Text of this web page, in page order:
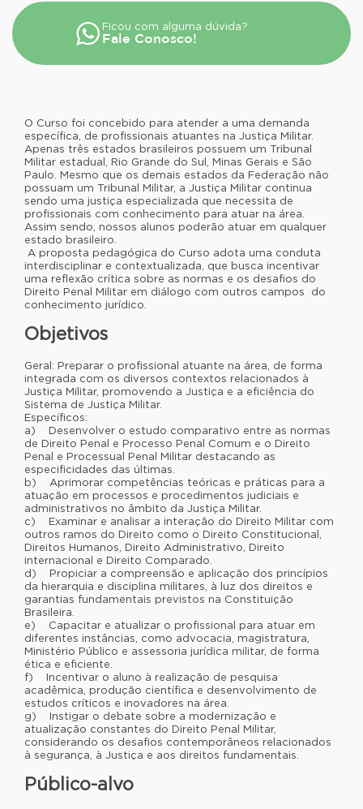
O Curso foi concebido para atender a uma demanda
específica, de profissionais atuantes na Justiça Militar.
Apenas três estados brasileiros possuem um Tribunal
Militar estadual, Rio Grande do Sul, Minas Gerais e São
Paulo. Mesmo que os demais estados da Federação não
possuam um Tribunal Militar, a Justiça Militar continua
sendo uma justiça especializada que necessita de
profissionais com conhecimento para atuar na área.
Assim sendo, nossos alunos poderão atuar em qualquer
estado brasileiro.
A proposta pedagógica do Curso adota uma conduta
interdisciplinar e contextualizada, que busca incentivar
uma reflexão crítica sobre as normas e os desafios do
Direito Penal Militar em diálogo com outros campos do
conhecimento jurídico.
Objetivos
Geral: Preparar o profissional atuante na área, de forma
integrada com os diversos contextos relacionados à
Justiça Militar, promovendo a Justiça e a eficiência do
Sistema de Justiça Militar.
Específicos:
a) Desenvolver o estudo comparativo entre as normas
de Direito Penal e Processo Penal Comum e o Direito
Penal e Processual Penal Militar destacando as
especificidades das últimas.
b) Aprimorar competências teóricas e práticas para a
atuação em processos e procedimentos judiciais e
administrativos no âmbito da Justiça Militar.
c) Examinar e analisar a interação do Direito Militar com
outros ramos do Direito como o Direito Constitucional,
Direitos Humanos, Direito Administrativo, Direito
internacional e Direito Comparado.
d) Propiciar a compreensão e aplicação dos princípios
da hierarquia e disciplina militares, à luz dos direitos e
garantias fundamentais previstos na Constituição
Brasileira.
e) Capacitar e atualizar o profissional para atuar em
diferentes instâncias, como advocacia, magistratura,
Ministério Público e assessoria jurídica militar, de forma
ética e eficiente.
f) Incentivar o aluno à realização de pesquisa
acadêmica, produção científica e desenvolvimento de
estudos críticos e inovadores na área.
g) Instigar o debate sobre a modernização e
atualização constantes do Direito Penal Militar,
considerando os desafios contemporâneos relacionados
à segurança, à Justiça e aos direitos fundamentais.
Público-alvo
Ficou com alguma dúvida?
Fale Conosco!